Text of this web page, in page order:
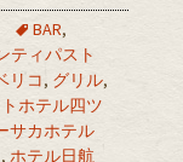
BAR,
ティパスト
リコ, グリル,
ホテル四ツ
サカホテル
, ホテル日航